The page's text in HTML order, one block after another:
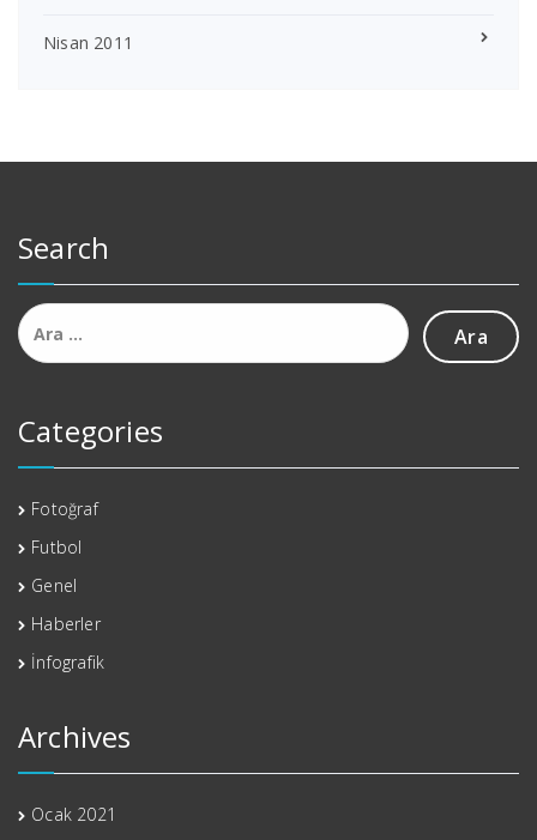
Nisan 2011
Search
Arama:
Categories
Fotoğraf
Futbol
Genel
Haberler
İnfografik
Archives
Ocak 2021